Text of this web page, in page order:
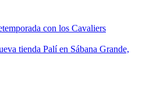
2022
con los Cavaliers
tienda Palí en Sábana Grande,